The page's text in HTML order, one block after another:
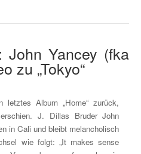
John Yancey (fka
zu „Tokyo“
Album „Home“ zurück,
J. Dillas Bruder John
in Cali und bleibt melancholisch
wie folgt: „It makes sense